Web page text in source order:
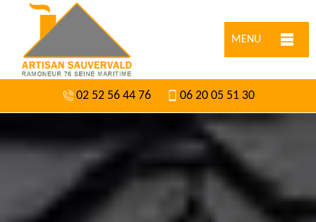
MENU
02 52 56 44 76 06 20 05 51 30